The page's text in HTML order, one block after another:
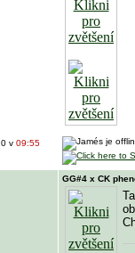
v 09:55
GG#4 x CK